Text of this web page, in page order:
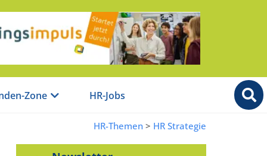
Zone HR-Jobs
HR-Themen > HR Strategie